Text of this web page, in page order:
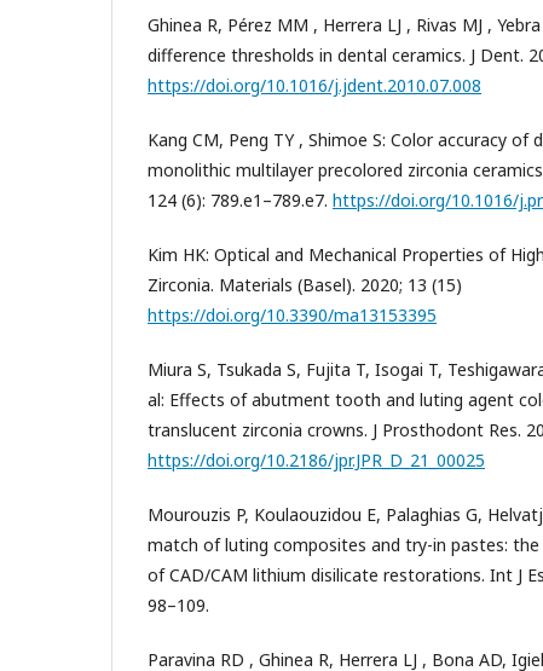
Ghinea R, Pérez MM , Herrera LJ , Rivas MJ ,
difference thresholds in dental ceramics. J Dent.
https://doi.org/10.1016/j.jdent.2010.07.008
Kang CM, Peng TY , Shimoe S: Color accuracy
monolithic multilayer precolored zirconia
124 (6): 789.e1–789.e7. https://doi.org/10.1016/
Kim HK: Optical and Mechanical Properties of
Zirconia. Materials (Basel). 2020; 13 (15)
https://doi.org/10.3390/ma13153395
Miura S, Tsukada S, Fujita T, Isogai T,
al: Effects of abutment tooth and luting agent
translucent zirconia crowns. J Prosthodont Res.
https://doi.org/10.2186/jpr.JPR_D_21_00025
Mourouzis P, Koulaouzidou E, Palaghias G,
match of luting composites and try-in pastes:
of CAD/CAM lithium disilicate restorations. Int J
98–109.
Paravina RD , Ghinea R, Herrera LJ , Bona AD,